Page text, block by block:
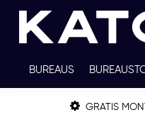
BUREAUS
TWEEDEHANDS
GRATIS